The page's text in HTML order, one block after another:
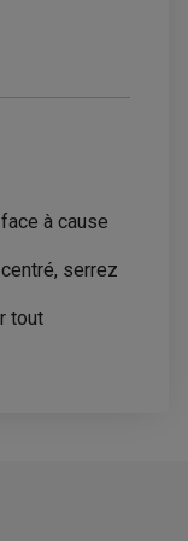
à cause
serrez
tout